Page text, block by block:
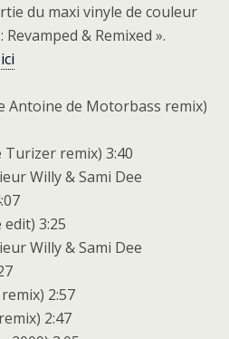
du maxi vinyle de couleur
& Remixed ».
Antoine de Motorbass remix)
Turizer remix) 3:40
Willy & Sami Dee
3:25
Willy & Sami Dee
2:57
2:47